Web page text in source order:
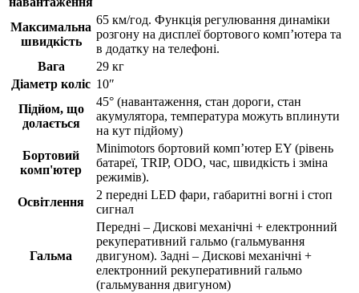
Максимальна
швидкість
65 км/год. Функція регулювання динаміки
розгону на дисплеї бортового комп’ютера та
в додатку на телефоні.
Вага
29 кг
Діаметр коліс 10″
Підйом, що
долається
45° (навантаження, стан дороги, стан
акумулятора, температура можуть вплинути
на кут підйому)
Бортовий
комп'ютер
Minimotors бортовий комп’ютер EY (рівень
батареї, TRIP, ODO, час, швидкість і зміна
режимів).
Освітлення
2 передні LED фари, габаритні вогні і стоп
сигнал
Гальма
Передні – Дискові механічні + електронний
рекуперативний гальмо (гальмування
двигуном). Задні – Дискові механічні +
електронний рекуперативний гальмо
(гальмування двигуном)